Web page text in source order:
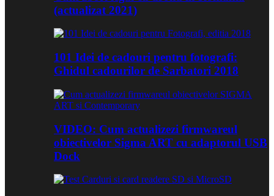
(actualizat 2021)
101 Idei de cadouri pentru fotografi:
Ghidul cadourilor de Sarbatori 2018
VIDEO: Cum actualizezi firmwareul
obiectivelor Sigma ART cu adaptorul USB
Dock